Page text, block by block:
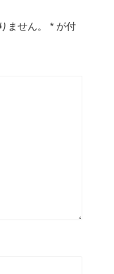
ません。 * が付